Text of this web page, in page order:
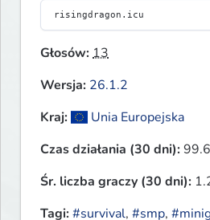
Głosów:13
Wersja: 26.1.2
Kraj:
Unia Europejska
Czas działania (30 dni):
Śr. liczba graczy (30 dni):
Tagi:#survival, #smp,